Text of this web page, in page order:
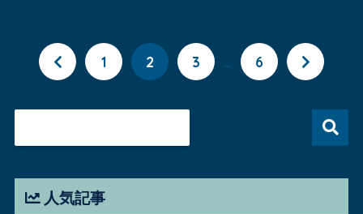
1 2 3 … 6
人気記事